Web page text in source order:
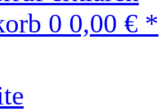
0 0,00 € *